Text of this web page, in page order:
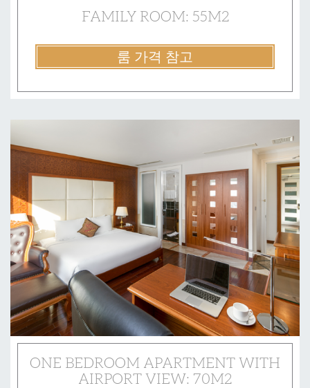
FAMILY ROOM: 55M2
룸 가격 참고
ONE BEDROOM APARTMENT WITH
AIRPORT VIEW: 70M2